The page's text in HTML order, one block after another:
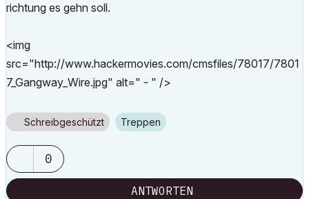
richtung es gehn soll.
<img
src="http://www.hackermovies.com/cmsfiles/78017/7801
7_Gangway_Wire.jpg" alt=" - " />
Schreibgeschützt Treppen
0
ANTWORTEN